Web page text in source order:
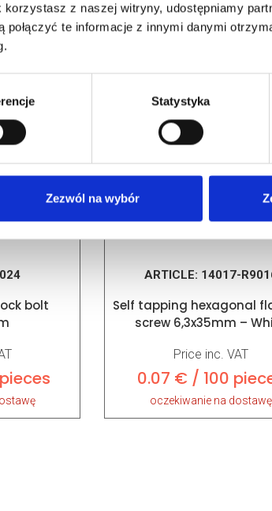
z naszej witryny, udostępniamy
te informacje z innymi danymi
Statystyka
Zezwól na wybór
PRODUCTS
bolt
ARTICLE: 14017-
Self tapping hexagonal
screw 6,3x35mm –
Price inc. VAT
0.07 € / 100
oczekiwanie na dostawę